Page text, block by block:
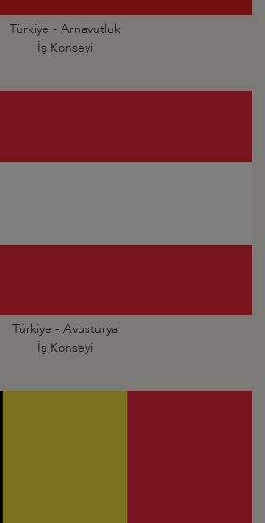
Türkiye - Arnavutluk
İş Konseyi
Türkiye - Avusturya
İş Konseyi